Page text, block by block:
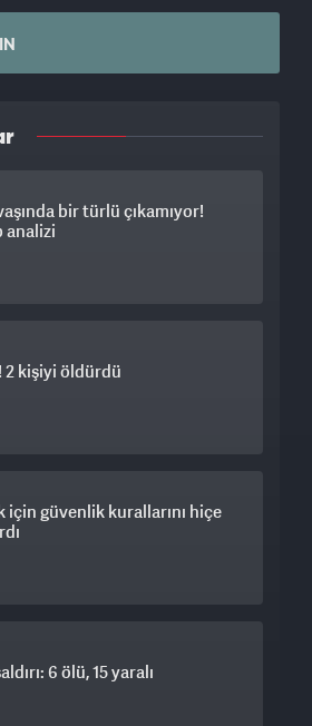
bir türlü çıkamıyor!
analizi
2 kişiyi öldürdü
için güvenlik kurallarını hiçe
6 ölü, 15 yaralı